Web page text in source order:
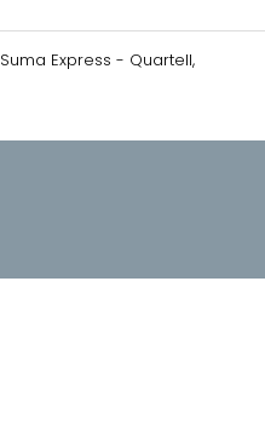
Suma Express - Quartell,